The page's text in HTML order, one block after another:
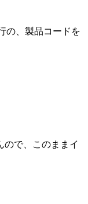
の、製品コードを
ので、このままイ